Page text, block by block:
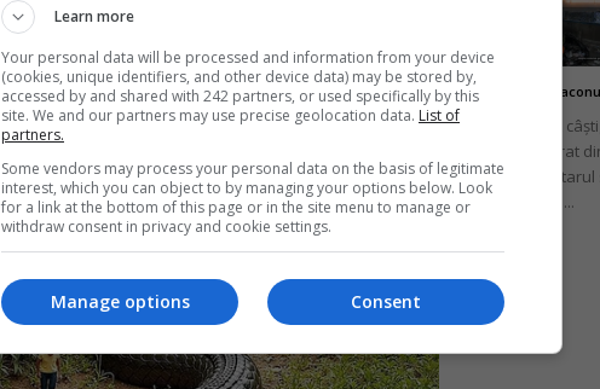
Mihai Diaconu
Un bilet
recuperat
convins...
Learn more
Your personal data will be processed and information from your device
(cookies, unique identifiers, and other device data) may be stored by,
accessed by and shared with 242 partners, or used specifically by this
site. We and our partners may use precise geolocation data. List of
partners.
Some vendors may process your personal data on the basis of legitimate
interest, which you can object to by managing your options below. Look
for a link at the bottom of this page or in the site menu to manage or
withdraw consent in privacy and cookie settings.
Consent
Manage options